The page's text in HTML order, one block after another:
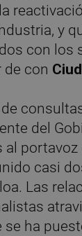
y
con los
de con
del
portavoz
casi
Las
ha